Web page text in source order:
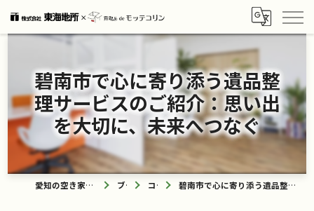
碧南市で心に寄り添う遺品整
理サービスのご紹介：思い出
を大切に、未来へつなぐ
愛知の空き家なら買取ル de モッテコリン ブログ コラム 碧南市で心に寄り添う遺品整理サービスのご紹介：思い出を大切に、未来へつなぐ